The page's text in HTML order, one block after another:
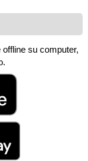
su computer,